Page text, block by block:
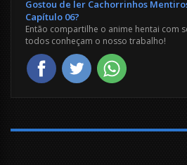
Gostou de ler Cachorrinhos
Capítulo 06?
Então compartilhe o anime hentai com
todos conheçam o nosso trabalho!